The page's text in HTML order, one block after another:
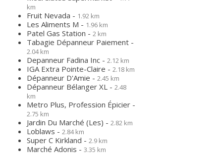
km
Fruit Nevada - 1.92 km
Les Aliments M - 1.96 km
Patel Gas Station - 2 km
Tabagie Dépanneur Paiement -
2.04 km
Depanneur Fadina Inc - 2.12 km
IGA Extra Pointe-Claire - 2.18 km
Dépanneur D'Amie - 2.45 km
Dépanneur Bélanger XL - 2.48
km
Metro Plus, Profession Épicier -
2.75 km
Jardin Du Marché (Les) - 2.82 km
Loblaws - 2.84 km
Super C Kirkland - 2.9 km
Marché Adonis - 3.35 km